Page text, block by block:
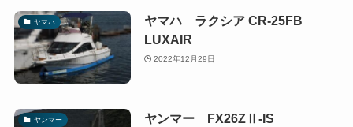
ヤマハ
ヤマハ ラクシア CR-25FB
LUXAIR
2022年12月29日
ヤンマー ヤンマー FX26ZⅡ-IS